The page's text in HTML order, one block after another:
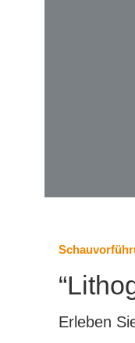
Erleben